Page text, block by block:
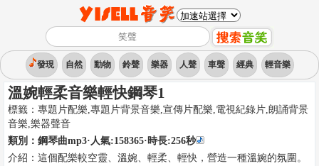
發現 自然 動物 鈴聲 樂器 人聲 車聲 經典 輕音樂
溫婉輕柔音樂輕快鋼琴1
標籤： 專題片配樂,專題片背景音樂,宣傳片配樂,電視紀錄片,朗誦背景
音樂,樂器聲音
類別： 鋼琴曲mp3·人氣:158365·時長:256秒
介紹： 這個配樂較空靈、溫婉、輕柔、輕快，營造一種溫婉的氛圍。